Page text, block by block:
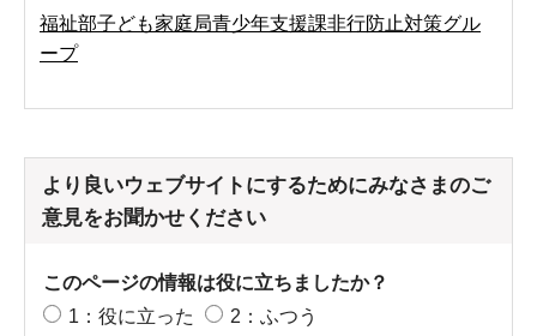
福祉部子ども家庭局青少年支援課非行防止対策グル
ープ
より良いウェブサイトにするためにみなさまのご
意見をお聞かせください
このページの情報は役に立ちましたか？
1：役に立った
2：ふつう